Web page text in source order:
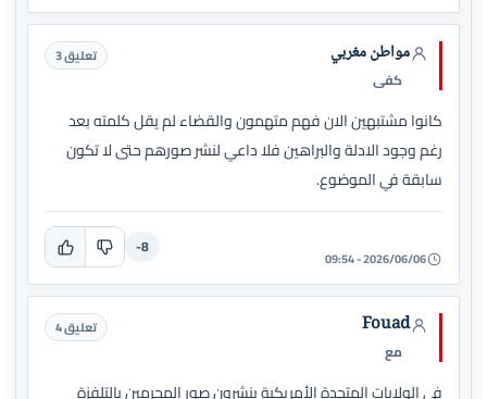
مواطن مغربي
كفى
تعليق 3
كانوا مشتبهين الان فهم متهمون والقضاء لم يقل كلمته بعد
رغم وجود الادلة والبراهين فلا داعي لنشر صورهم حتى لا تكون
سابقة في الموضوع.
2026/06/06 - 09:54
-8
Fouad
مع
تعليق 4
في الولايات المتحدة الأمريكية ينشرون صور المجرمين بالتلفزة